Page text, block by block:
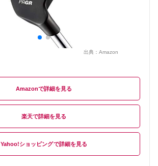
出典： Amazon
Amazon
楽天
Yahoo!ショッピング